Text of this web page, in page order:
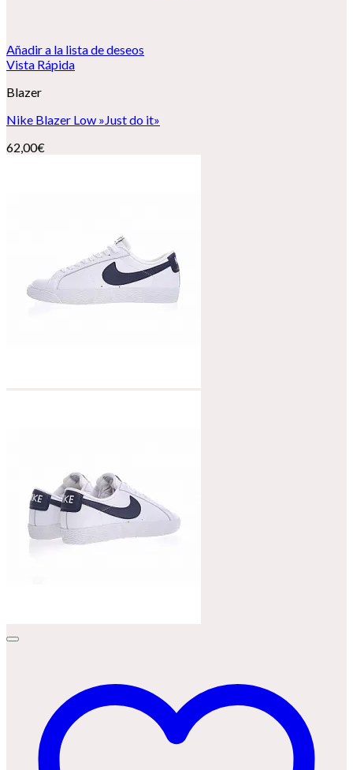
Añadir a la lista de deseos
Vista Rápida
Blazer
Nike Blazer Low »Just do it»
62,00€